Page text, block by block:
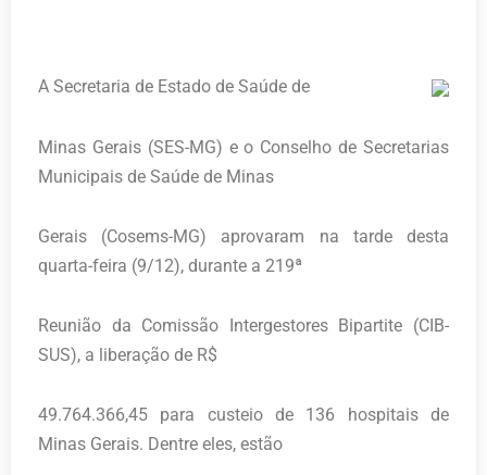
A Secretaria de Estado de Saúde de
Minas Gerais (SES-MG) e o Conselho de Secretarias
Municipais de Saúde de Minas
Gerais (Cosems-MG) aprovaram na tarde desta
quarta-feira (9/12), durante a 219ª
Reunião da Comissão Intergestores Bipartite (CIB-
SUS), a liberação de R$
49.764.366,45 para custeio de 136 hospitais de
Minas Gerais. Dentre eles, estão